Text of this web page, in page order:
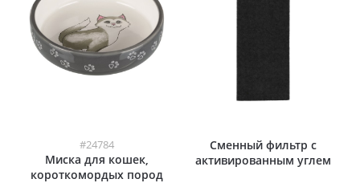
#24784
Миска для кошек,
короткомордых пород
Сменный фильтр с
активированным углем